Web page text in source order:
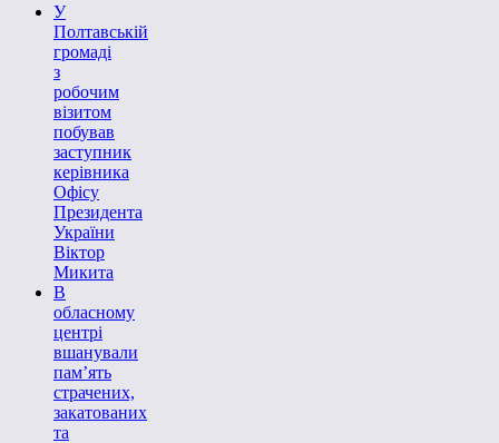
У
Полтавській
громаді
з
робочим
візитом
побував
заступник
керівника
Офісу
Президента
України
Віктор
Микита
В
обласному
центрі
вшанували
пам’ять
страчених,
закатованих
та